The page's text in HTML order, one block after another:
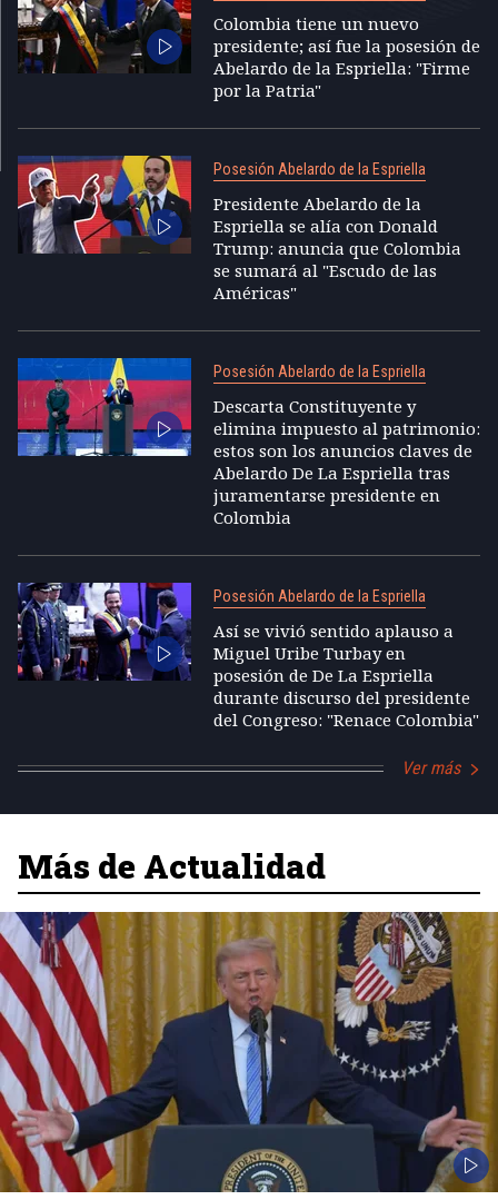
Colombia tiene un nuevo
presidente; así fue la posesión de
Abelardo de la Espriella: "Firme
por la Patria"
Posesión Abelardo de la Espriella
Presidente Abelardo de la
Espriella se alía con Donald
Trump: anuncia que Colombia
se sumará al "Escudo de las
Américas"
Posesión Abelardo de la Espriella
Descarta Constituyente y
elimina impuesto al patrimonio:
estos son los anuncios claves de
Abelardo De La Espriella tras
juramentarse presidente en
Colombia
Posesión Abelardo de la Espriella
Así se vivió sentido aplauso a
Miguel Uribe Turbay en
posesión de De La Espriella
durante discurso del presidente
del Congreso: "Renace Colombia"
Ver más
Más de Actualidad